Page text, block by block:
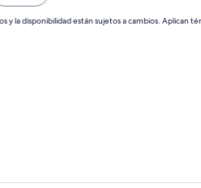
y la disponibilidad están sujetos a cambios. Aplican